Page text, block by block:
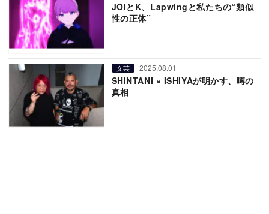
JOIとK、Lapwingと私たちの“類似
性の正体”
文芸 2025.08.01
SHINTANI × ISHIYAが明かす、噂の
真相